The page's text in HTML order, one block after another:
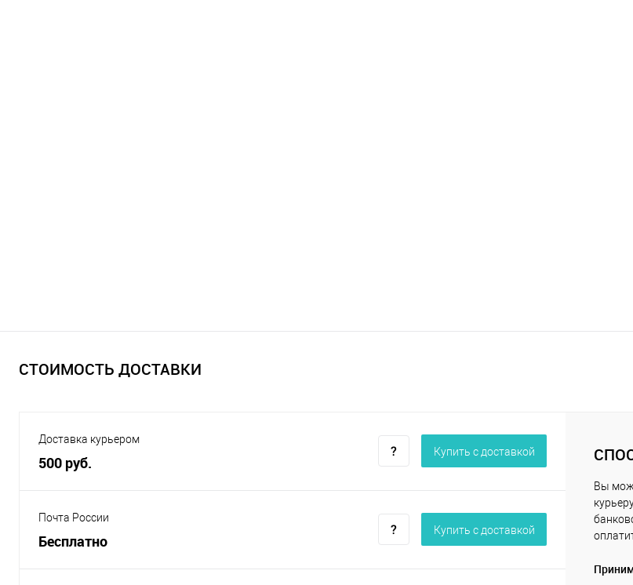
СТОИМОСТЬ ДОСТАВКИ
Доставка курьером
500 руб.
Купить c доставкой
Почта России
Бесплатно
Купить c доставкой
Вы